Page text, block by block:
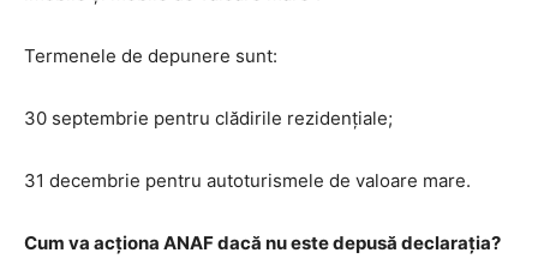
Termenele de depunere sunt:
30 septembrie pentru clădirile rezidențiale;
31 decembrie pentru autoturismele de valoare mare.
Cum va acționa ANAF dacă nu este depusă declarația?